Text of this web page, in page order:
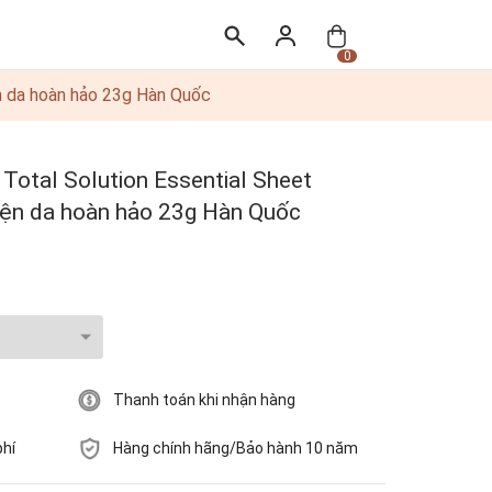
0
hoàn hảo 23g Hàn Quốc
Solution Essential Sheet
da hoàn hảo 23g Hàn Quốc
Thanh toán khi nhận hàng
Hàng chính hãng/Bảo hành 10 năm